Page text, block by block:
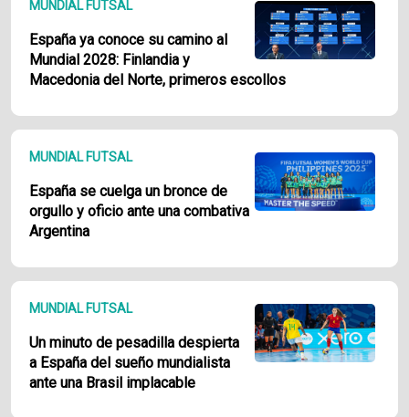
MUNDIAL FUTSAL
España ya conoce su camino al
Mundial 2028: Finlandia y
Macedonia del Norte, primeros escollos
MUNDIAL FUTSAL
España se cuelga un bronce de
orgullo y oficio ante una combativa
Argentina
MUNDIAL FUTSAL
Un minuto de pesadilla despierta
a España del sueño mundialista
ante una Brasil implacable